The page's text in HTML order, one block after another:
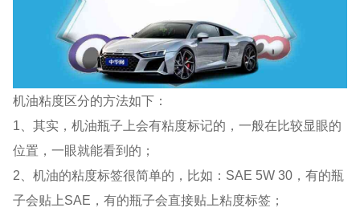
机油粘度区分的方法如下：
1、其实，机油瓶子上会有粘度标记的，一般在比较显眼的
位置，一眼就能看到的；
2、机油的粘度标签很简单的，比如：SAE 5W 30，有的瓶
子会贴上SAE，有的瓶子会直接贴上粘度标签；